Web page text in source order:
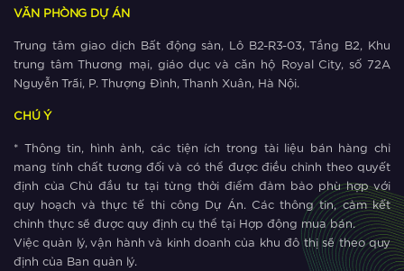
VĂN PHÒNG DỰ ÁN
Trung tâm giao dịch Bất động sản, Lô B2-R3-03, Tầng B2, Khu
trung tâm Thương mại, giáo dục và căn hộ Royal City, số 72A
Nguyễn Trãi, P. Thượng Đình, Thanh Xuân, Hà Nội.
CHÚ Ý
* Thông tin, hình ảnh, các tiện ích trong tài liệu bán hàng chỉ
mang tính chất tương đối và có thể được điều chỉnh theo quyết
định của Chủ đầu tư tại từng thời điểm đảm bảo phù hợp với
quy hoạch và thực tế thi công Dự Án. Các thông tin, cảm kết
chỉnh thực sẽ được quy định cụ thể tại Hợp động mua bán.
Việc quản lý, vận hành và kinh doanh của khu đô thị sẽ theo quy
định của Ban quản lý.